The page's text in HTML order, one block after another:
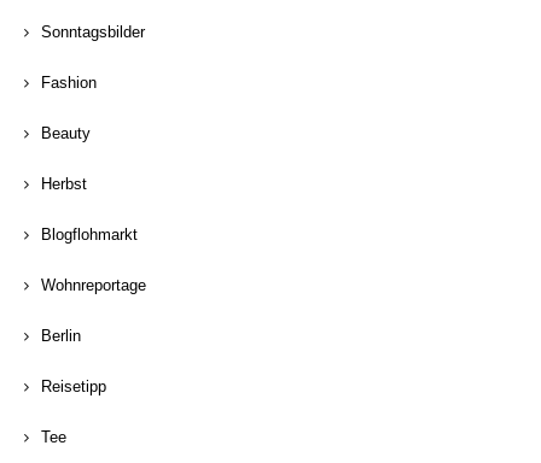
Sonntagsbilder
Fashion
Beauty
Herbst
Blogflohmarkt
Wohnreportage
Berlin
Reisetipp
Tee